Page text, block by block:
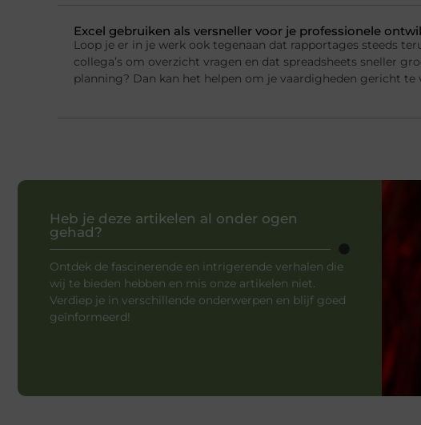
Excel gebruiken als versneller voor je professionele
Loop je er in je werk ook tegenaan dat rapportages steeds
collega’s om overzicht vragen en dat spreadsheets sneller
planning? Dan kan het helpen om je vaardigheden gericht te
Heb je deze artikelen al onder ogen
gehad?
Ontdek de fascinerende en intrigerende verhalen die
wij te bieden hebben en mis onze artikelen niet.
Verdiep je in verschillende onderwerpen en blijf goed
geïnformeerd!